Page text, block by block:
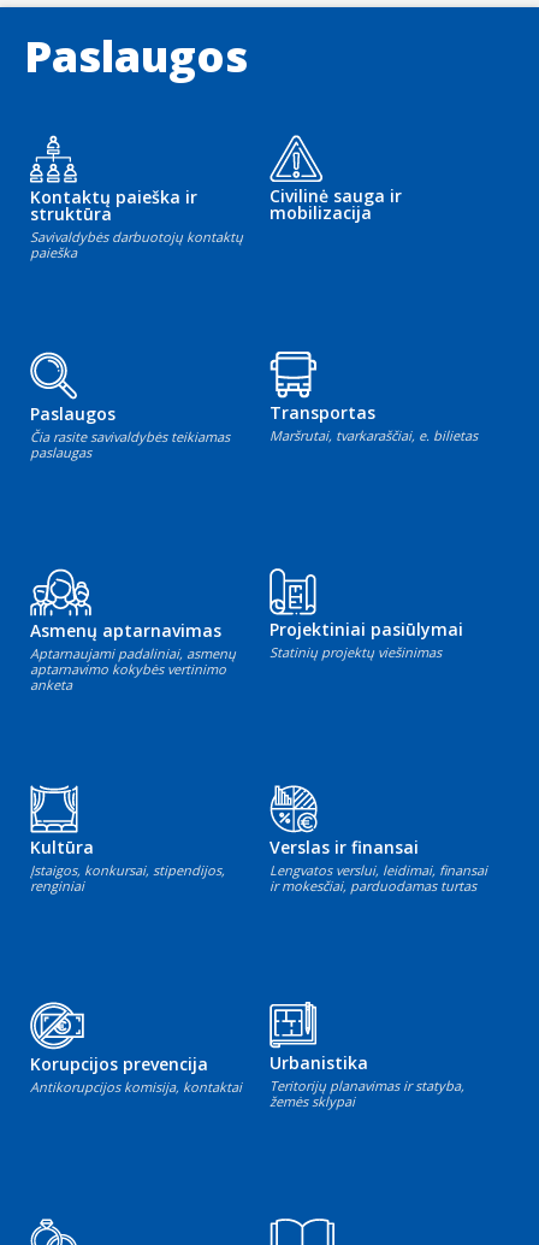
Paslaugos
Kontaktų paieška ir
struktūra
Savivaldybės darbuotojų kontaktų
paieška
Civilinė sauga ir
mobilizacija
Paslaugos
Čia rasite savivaldybės teikiamas
paslaugas
Transportas
Maršrutai, tvarkaraščiai, e. bilietas
Asmenų aptarnavimas
Aptarnaujami padaliniai, asmenų
aptarnavimo kokybės vertinimo
anketa
Projektiniai pasiūlymai
Statinių projektų viešinimas
Kultūra
Įstaigos, konkursai, stipendijos,
renginiai
Verslas ir finansai
Lengvatos verslui, leidimai, finansai
ir mokesčiai, parduodamas turtas
Korupcijos prevencija
Antikorupcijos komisija, kontaktai
Urbanistika
Teritorijų planavimas ir statyba,
žemės sklypai